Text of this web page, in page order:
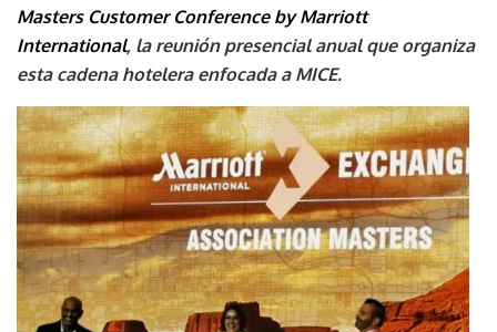
Masters Customer Conference by Marriott
International, la reunión presencial anual que organiza
esta cadena hotelera enfocada a MICE.